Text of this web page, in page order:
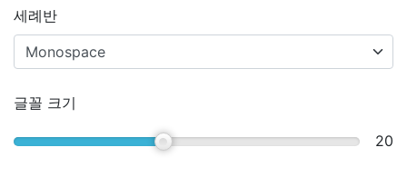
세례반
글꼴 크기
20